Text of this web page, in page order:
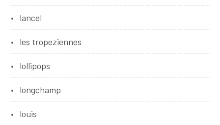
lancel
les tropeziennes
lollipops
longchamp
louis